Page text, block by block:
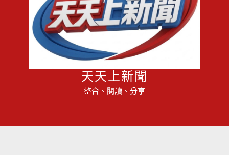
天天上新聞
整合、閱讀、分享